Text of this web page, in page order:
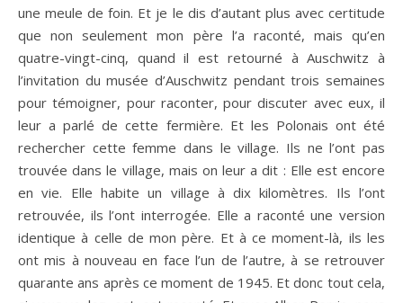
une meule de foin. Et je le dis d’autant plus avec certitude
que non seulement mon père l’a raconté, mais qu’en
quatre-vingt-cinq, quand il est retourné à Auschwitz à
l’invitation du musée d’Auschwitz pendant trois semaines
pour témoigner, pour raconter, pour discuter avec eux, il
leur a parlé de cette fermière. Et les Polonais ont été
rechercher cette femme dans le village. Ils ne l’ont pas
trouvée dans le village, mais on leur a dit : Elle est encore
en vie. Elle habite un village à dix kilomètres. Ils l’ont
retrouvée, ils l’ont interrogée. Elle a raconté une version
identique à celle de mon père. Et à ce moment-là, ils les
ont mis à nouveau en face l’un de l’autre, à se retrouver
quarante ans après ce moment de 1945. Et donc tout cela,